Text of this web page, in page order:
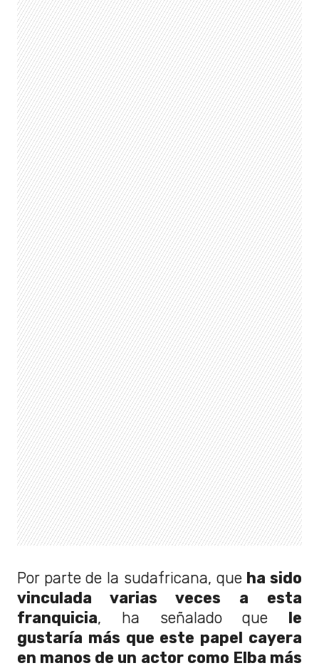
Por parte de la sudafricana, que ha sido
vinculada varias veces a esta
franquicia, ha señalado que le
gustaría más que este papel cayera
en manos de un actor como Elba más